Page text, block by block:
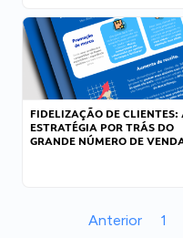
FIDELIZAÇÃO DE CLIENTES:
ESTRATÉGIA POR TRÁS DO
GRANDE NÚMERO DE
Anterior 1